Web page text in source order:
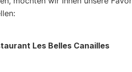
Les Belles Canailles